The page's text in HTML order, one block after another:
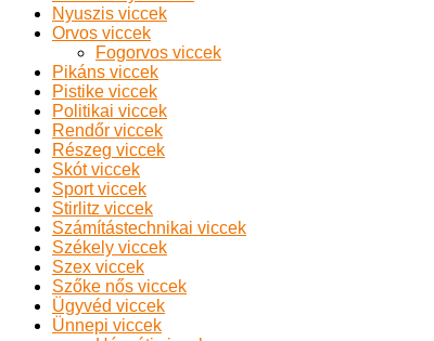
Nyuszis viccek
Orvos viccek
Fogorvos viccek
Pikáns viccek
Pistike viccek
Politikai viccek
Rendőr viccek
Részeg viccek
Skót viccek
Sport viccek
Stirlitz viccek
Számítástechnikai viccek
Székely viccek
Szex viccek
Szőke nős viccek
Ügyvéd viccek
Ünnepi viccek